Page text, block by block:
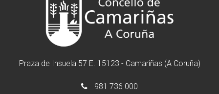
Praza de Insuela 57 E. 15123 - Camariñas (A Coruña)
981 736 000